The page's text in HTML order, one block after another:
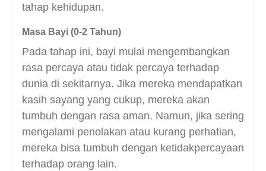
tahap kehidupan.
Masa Bayi (0-2 Tahun)
Pada tahap ini, bayi mulai mengembangkan
rasa percaya atau tidak percaya terhadap
dunia di sekitarnya. Jika mereka mendapatkan
kasih sayang yang cukup, mereka akan
tumbuh dengan rasa aman. Namun, jika sering
mengalami penolakan atau kurang perhatian,
mereka bisa tumbuh dengan ketidakpercayaan
terhadap orang lain.